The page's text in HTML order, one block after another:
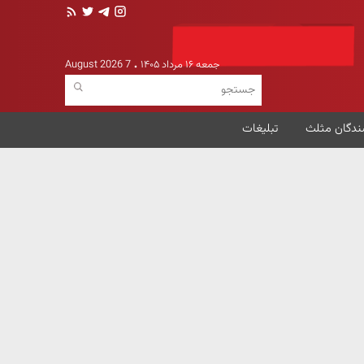
جمعه ۱۶ مرداد ۱۴۰۵ 7 August 2026
مثلث تبلیغات